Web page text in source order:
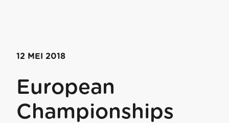
12 MEI 2018
European
Championships